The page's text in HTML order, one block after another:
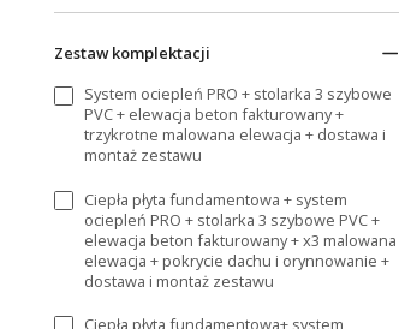
Zestaw komplektacji
System ociepleń PRO + stolarka 3 szybowe
PVC + elewacja beton fakturowany +
trzykrotne malowana elewacja + dostawa i
montaż zestawu
Ciepła płyta fundamentowa + system
ociepleń PRO + stolarka 3 szybowe PVC +
elewacja beton fakturowany + x3 malowana
elewacja + pokrycie dachu i orynnowanie +
dostawa i montaż zestawu
Ciepła płyta fundamentowa+ system